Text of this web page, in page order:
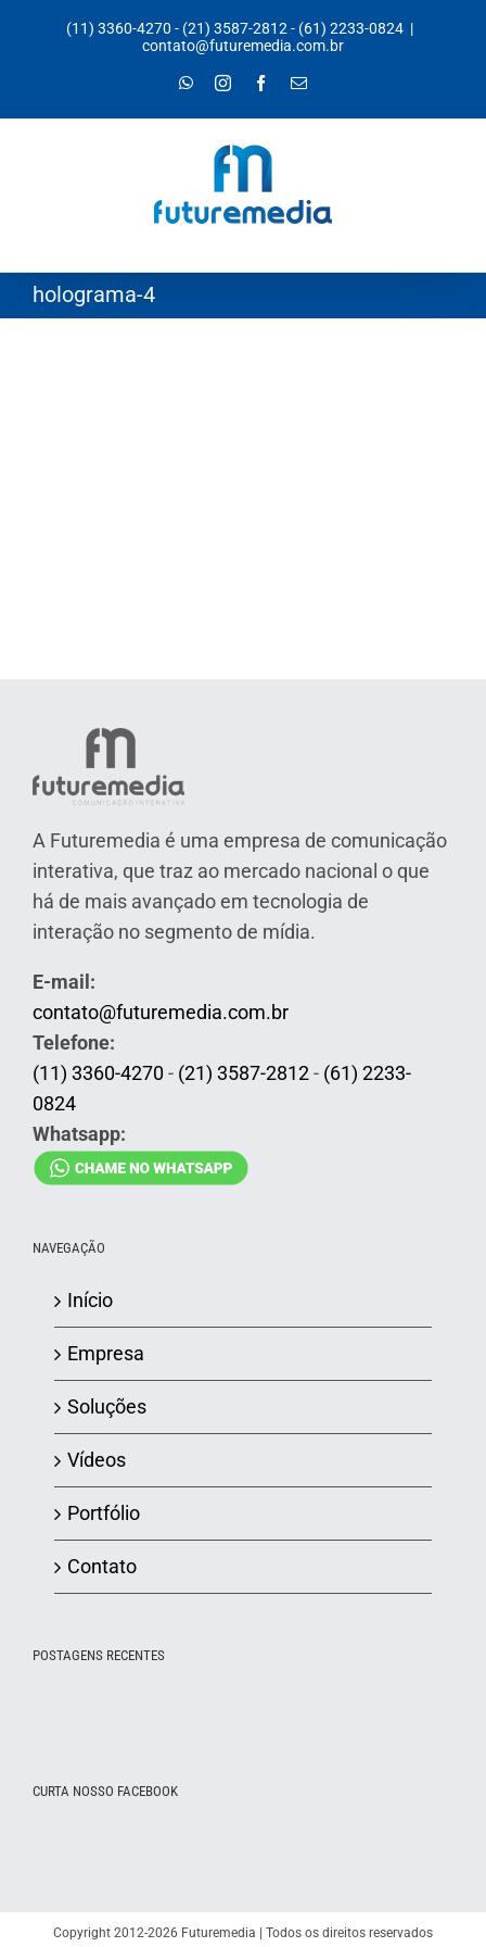
(11) 3360-4270 - (21) 3587-2812- (61) 2233-0824 |
contato@futuremedia.com.br
WhatsAppInstagramFacebook
E-
holograma-4
A Futuremedia é uma empresa de comunicação
interativa, que traz ao mercado nacional o que
há de mais avançado em tecnologia de
interação no segmento de mídia.
E-mail:
contato@futuremedia.com.br
Telefone:
(11) 3360-4270 - (21) 3587-2812- (61) 2233-
0824
Whatsapp:
NAVEGAÇÃO
Início
Empresa
Soluções
Vídeos
Portfólio
Contato
POSTAGENS RECENTES
CURTA NOSSO FACEBOOK
Copyright 2012-2026 Futuremedia | Todos os direitos reservados